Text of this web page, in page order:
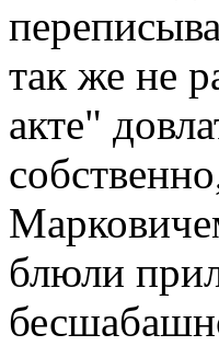
так же не
акте"
блюли